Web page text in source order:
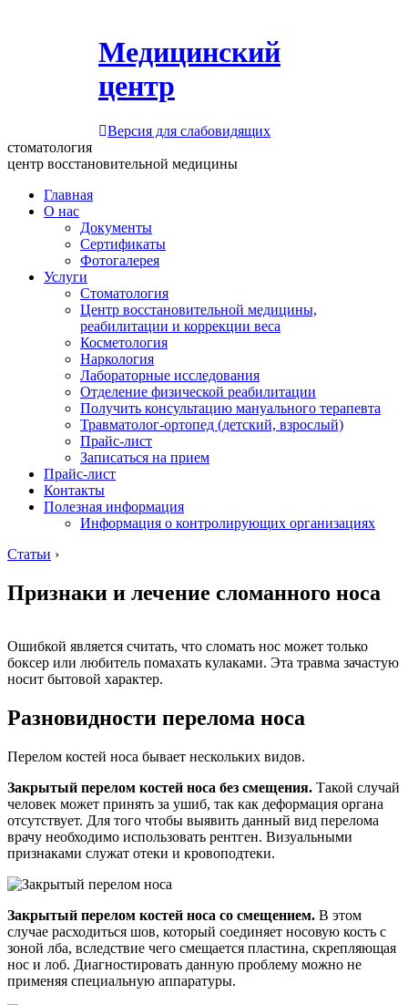
Медицинский
центр
Версия для слабовидящих
стоматология
центр восстановительной медицины
Главная
О нас
Документы
Сертификаты
Фотогалерея
Услуги
Стоматология
Центр восстановительной медицины,
реабилитации и коррекции веса
Косметология
Наркология
Лабораторные исследования
Отделение физической реабилитации
Получить консультацию мануального терапевта
Травматолог-ортопед (детский, взрослый)
Прайс-лист
Записаться на прием
Прайс-лист
Контакты
Полезная информация
Информация о контролирующих организациях
Статьи ›
Признаки и лечение сломанного носа
Ошибкой является считать, что сломать нос может только
боксер или любитель помахать кулаками. Эта травма зачастую
носит бытовой характер.
Разновидности перелома носа
Перелом костей носа бывает нескольких видов.
Закрытый перелом костей носа без смещения. Такой случай
человек может принять за ушиб, так как деформация органа
отсутствует. Для того чтобы выявить данный вид перелома
врачу необходимо использовать рентген. Визуальными
признаками служат отеки и кровоподтеки.
Закрытый перелом костей носа со смещением. В этом
случае расходиться шов, который соединяет носовую кость с
зоной лба, вследствие чего смещается пластина, скрепляющая
нос и лоб. Диагностировать данную проблему можно не
применяя специальную аппаратуры.